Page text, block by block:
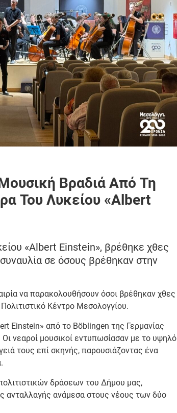
Βραδιά Από Τη
Του Λυκείου «Albert
«Albert Einstein», βρέθηκε χθες
σε όσους βρέθηκαν στην
να παρακολουθήσουν όσοι βρέθηκαν χθες
Κέντρο Μεσολογγίου.
Einstein» από το Böblingen της Γερμανίας
Οι νεαροί μουσικοί εντυπωσίασαν με το υψηλό
τους επί σκηνής, παρουσιάζοντας ένα
δράσεων του Δήμου μας,
ανταλλαγής ανάμεσα στους νέους των δύο